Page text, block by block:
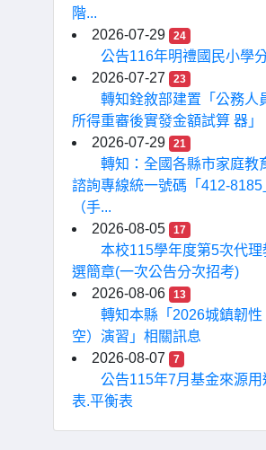
階...
2026-07-29
24
公告116年明禮國民小學
2026-07-27
23
轉知銓敘部建置「公務人
所得重審後實發金額試算 器」
2026-07-29
21
轉知：全國各縣市家庭教
諮詢專線統一號碼「412-8185
（手...
2026-08-05
17
本校115學年度第5次代理
選簡章(一次公告分次招考)
2026-08-06
13
轉知本縣「2026城鎮韌性
空）演習」相關訊息
2026-08-07
7
公告115年7月基金來源用
表.平衡表